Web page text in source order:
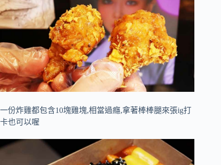
一份炸雞都包含10塊雞塊,相當過癮,拿著棒棒腿來張ig打
卡也可以喔